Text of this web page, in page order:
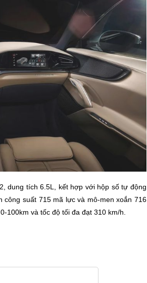
dung tích 6.5L, kết hợp với hộp số tự động
suất 715 mã lực và mô-men xoắn 716
100km và tốc độ tối đa đạt 310 km/h.